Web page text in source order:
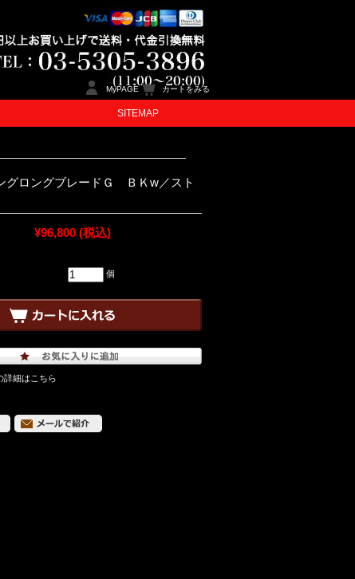
MyPAGE カートをみる
SITEMAP
グロングブレードＧ ＢＫw／スト
¥96,800 (税込)
個
詳細はこちら